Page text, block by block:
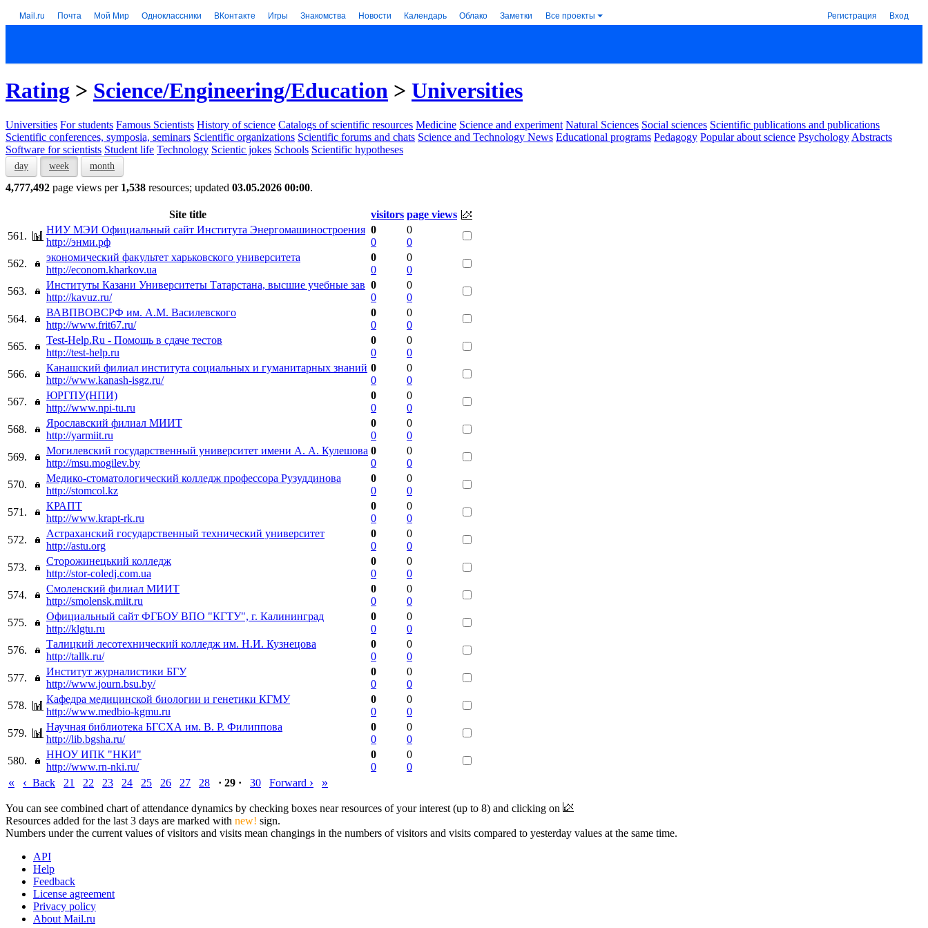
Mail.ru Почта Мой Мир Одноклассники ВКонтакте Игры Знакомства Новости Календарь Облако Заметки Все проекты Регистрация Вход
Rating > Science/Engineering/Education > Universities
Universities For students Famous Scientists History of science Catalogs of scientific resources Medicine Science and experiment Natural Sciences Social sciences Scientific publications and publications
Scientific conferences, symposia, seminars Scientific organizations Scientific forums and chats Science and Technology News Educational programs Pedagogy Popular about science Psychology Abstracts
Software for scientists Student life Technology Scientic jokes Schools Scientific hypotheses
day week month
4,777,492 page views per 1,538 resources; updated 03.05.2026 00:00.
Site title visitors page views
561.
НИУ МЭИ Официальный сайт Института Энергомашиностроения
http://энми.рф
0
0
0
0
562.
экономический факультет харьковского университета
http://econom.kharkov.ua
0
0
0
0
563.
Институты Казани Университеты Татарстана, высшие учебные зав
http://kavuz.ru/
0
0
0
0
564.
ВАВПВОВСРФ им. А.М. Василевского
http://www.frit67.ru/
0
0
0
0
565.
Test-Help.Ru - Помощь в сдаче тестов
http://test-help.ru
0
0
0
0
566.
Канашский филиал института социальных и гуманитарных знаний
http://www.kanash-isgz.ru/
0
0
0
0
567.
ЮРГПУ(НПИ)
http://www.npi-tu.ru
0
0
0
0
568.
Ярославский филиал МИИТ
http://yarmiit.ru
0
0
0
0
569.
Могилевский государственный университет имени А. А. Кулешова
http://msu.mogilev.by
0
0
0
0
570.
Медико-стоматологический колледж профессора Рузуддинова
http://stomcol.kz
0
0
0
0
571.
КРАПТ
http://www.krapt-rk.ru
0
0
0
0
572.
Астраханский государственный технический университет
http://astu.org
0
0
0
0
573.
Сторожинецький колледж
http://stor-coledj.com.ua
0
0
0
0
574.
Смоленский филиал МИИТ
http://smolensk.miit.ru
0
0
0
0
575.
Официальный сайт ФГБОУ ВПО "КГТУ", г. Калининград
http://klgtu.ru
0
0
0
0
576.
Талицкий лесотехнический колледж им. Н.И. Кузнецова
http://tallk.ru/
0
0
0
0
577.
Институт журналистики БГУ
http://www.journ.bsu.by/
0
0
0
0
578.
Кафедра медицинской биологии и генетики КГМУ
http://www.medbio-kgmu.ru
0
0
0
0
579.
Научная библиотека БГСХА им. В. Р. Филиппова
http://lib.bgsha.ru/
0
0
0
0
580.
ННОУ ИПК "НКИ"
http://www.rn-nki.ru/
0
0
0
0
« ‹ Back 21 22 23 24 25 26 27 28 · 29 · 30 Forward › »
You can see combined chart of attendance dynamics by checking boxes near resources of your interest (up to 8) and clicking on
Resources added for the last 3 days are marked with new! sign.
Numbers under the current values of visitors and visits mean changings in the numbers of visitors and visits compared to yesterday values at the same time.
API
Help
Feedback
License agreement
Privacy policy
About Mail.ru